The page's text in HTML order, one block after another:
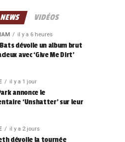
VIDÉOS
il y a 6 heures
Bats dévoile un album brut
avec ‘Give Me Dirt’
il y a 1 jour
annonce le
‘Unshatter’ sur leur
il y a 2 jours
dévoile la tournée